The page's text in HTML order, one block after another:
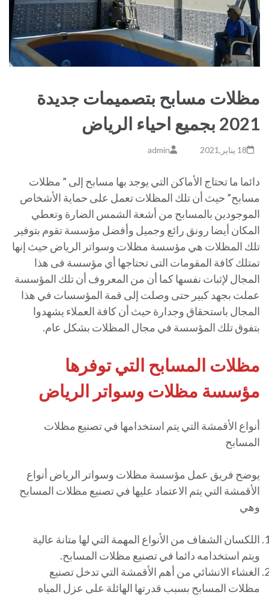
مظلات مسابح بتصميمات جديدة
2021 بجميع احياء الرياض
18 يناير,2021 admin
دائما ما تحتاج الأماكن التي يوجد بها مسابح إلى ” مظلات
مسابح” حيث أن تلك المظلات تعمل على حماية الأشخاص
الموجودين بالمسابح من أشعة الشمس الضارة وتعطي
المكان أيضا رونق رائع وجميل وأفضل مؤسسة تقوم بتوفير
تلك المظلات هي مؤسسة مظلات وسواتر الرياض حيث إنها
تمتلك كافة المقومات التى تحتاجها أي مؤسسة فى هذا
المجال لإثبات نفسها كما أن من المعروف أن تلك المؤسسة
عملت بجهد كبير حتى وصلت إلى قمة المؤسسات في هذا
المجال باستحقاق وجدارة حيث أن كافة العملاء يشهدوا
بتفوق تلك المؤسسة في مجال المظلات بشكل عام.
مظلات المسابح التي توفرها
مؤسسة مظلات وسواتر الرياض
أنواع الأقمشة التي يتم استخدامها في تصنيع مظلات
المسابح
يوضح فريق عمل مؤسسة مظلات وسواتر الرياض أنواع
الأقمشة التي يتم الاعتماد عليها في تصنيع مظلات المسابح
وهي
اللكسان الشفاف من الأنواع المهمة التي لها متانة عالية
ويتم استخدامه دائما في تصنيع مظلات المسابح.
الغشاء الانشائي من أهم الأقمشة التي تدخل تصنيع
مظلات المسابح بسبب قدرتها الهائلة على عزل المياه